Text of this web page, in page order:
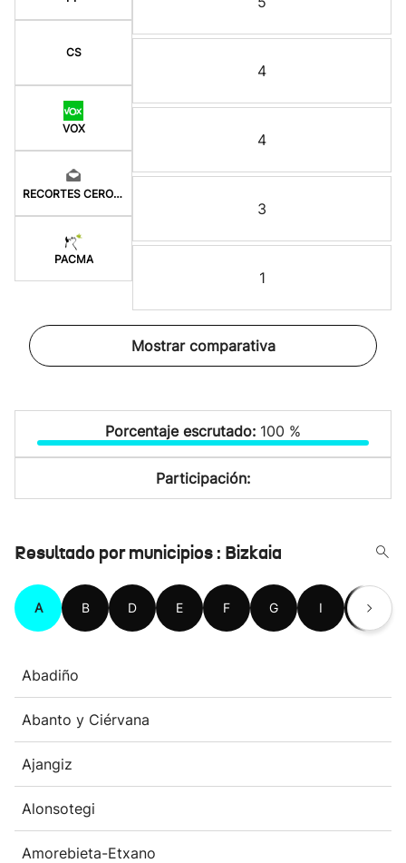
CS
VOX
RECORTES CERO-GV
PACMA
4
4
3
1
Mostrar comparativa
Porcentaje escrutado: 100 %
Participación:
Resultado por municipios : Bizkaia
A B D E F G I K
Abadiño
Abanto y Ciérvana
Ajangiz
Alonsotegi
Amorebieta-Etxano